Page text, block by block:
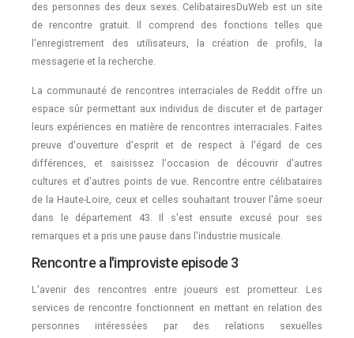
des personnes des deux sexes. CelibatairesDuWeb est un site
de rencontre gratuit. Il comprend des fonctions telles que
l'enregistrement des utilisateurs, la création de profils, la
messagerie et la recherche.
La communauté de rencontres interraciales de Reddit offre un
espace sûr permettant aux individus de discuter et de partager
leurs expériences en matière de rencontres interraciales. Faites
preuve d'ouverture d'esprit et de respect à l'égard de ces
différences, et saisissez l'occasion de découvrir d'autres
cultures et d'autres points de vue. Rencontre entre célibataires
de la Haute-Loire, ceux et celles souhaitant trouver l'âme soeur
dans le département 43. Il s'est ensuite excusé pour ses
remarques et a pris une pause dans l'industrie musicale.
Rencontre a l'improviste episode 3
L'avenir des rencontres entre joueurs est prometteur. Les
services de rencontre fonctionnent en mettant en relation des
personnes intéressées par des relations sexuelles